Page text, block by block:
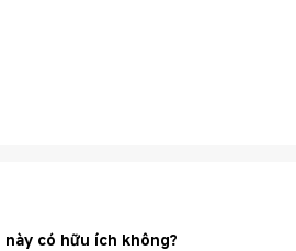
có hữu ích không?